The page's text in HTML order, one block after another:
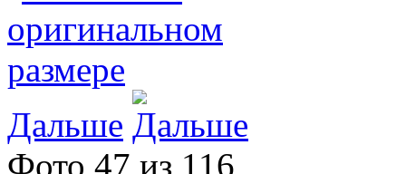
Дальше
Фото 47 из 116